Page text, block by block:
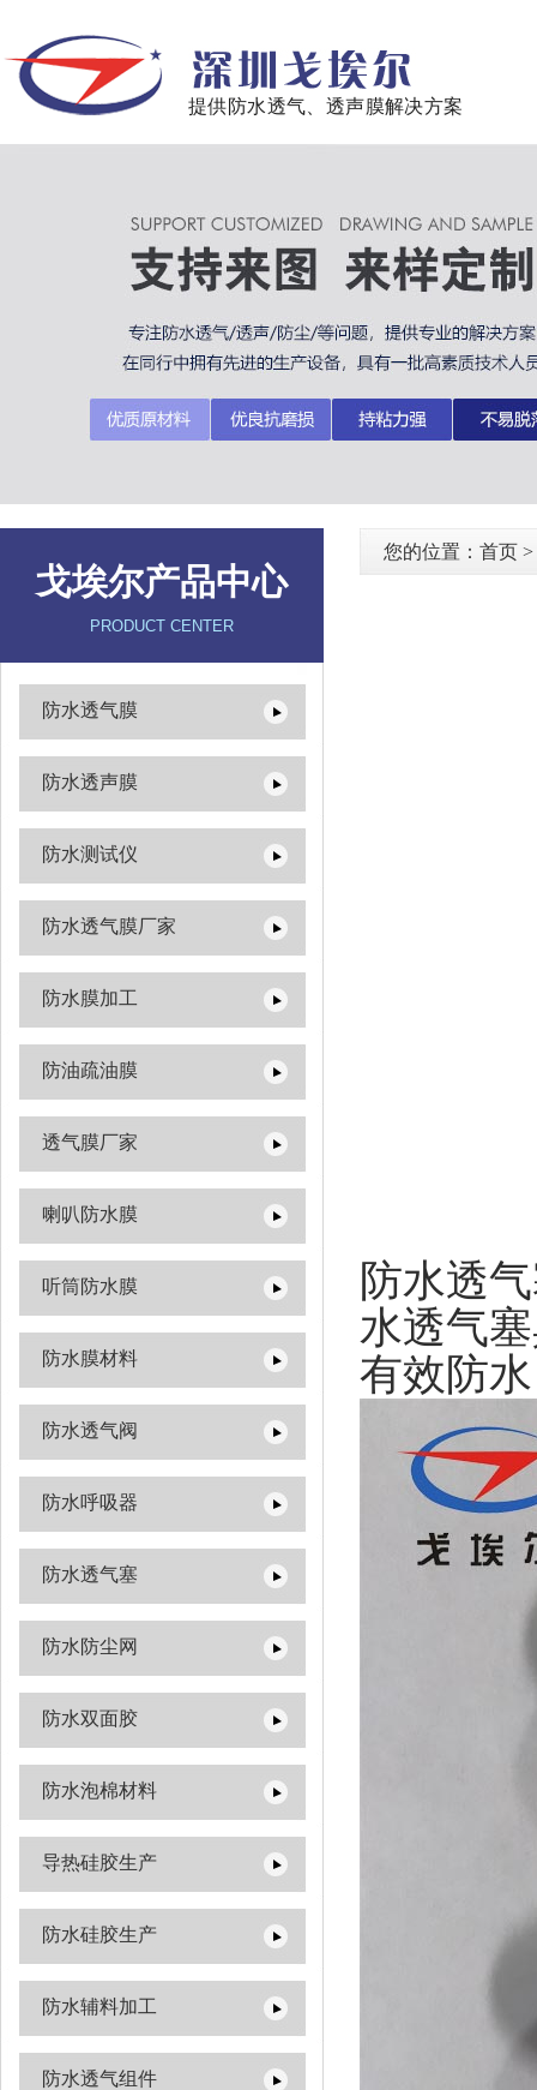
提供防水透气、透声膜解决方案
戈埃尔产品中心
PRODUCT CENTER
防水透气膜
防水透声膜
防水测试仪
防水透气膜厂家
防水膜加工
防油疏油膜
透气膜厂家
喇叭防水膜
听筒防水膜
防水膜材料
防水透气阀
防水呼吸器
防水透气塞
防水防尘网
防水双面胶
防水泡棉材料
导热硅胶生产
防水硅胶生产
防水辅料加工
防水透气组件
您的位置： 首页 >
防水透
水透气
有效防